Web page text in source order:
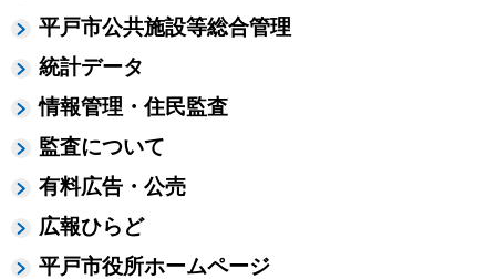
平戸市公共施設等総合管理
統計データ
情報管理・住民監査
監査について
有料広告・公売
広報ひらど
平戸市役所ホームページ